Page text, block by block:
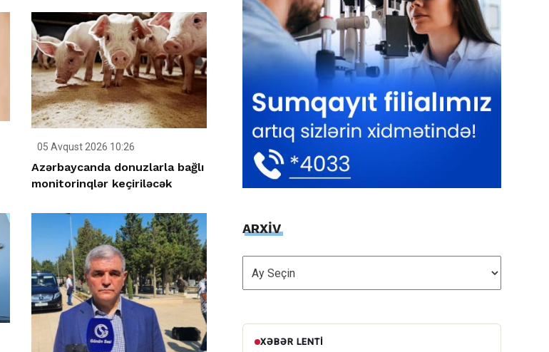
05 Avqust 2026 10:26
Azərbaycanda donuzlarla bağlı
monitorinqlər keçiriləcək
ARXİV
ARXİV
XƏBƏR LENTI